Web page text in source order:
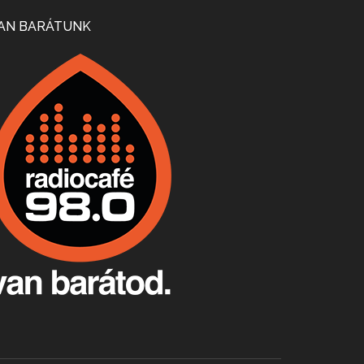
Apr 24, 2026 • 00:38:10
Villány, kékfrankos, Jackfall
Apr 17, 2026 • 00:35:38
Apr 9, 2026 • 00:37:17
BARÁTUNK